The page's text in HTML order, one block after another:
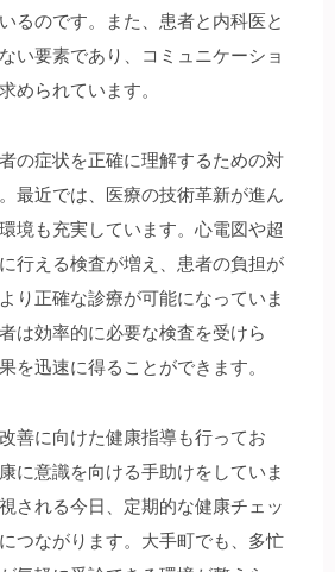
るのです。また、患者と内科医と
い要素であり、コミュニケーショ
められています。
の症状を正確に理解するための対
最近では、医療の技術革新が進ん
境も充実しています。心電図や超
行える検査が増え、患者の負担が
り正確な診療が可能になっていま
は効率的に必要な検査を受けら
を迅速に得ることができます。
善に向けた健康指導も行ってお
に意識を向ける手助けをしていま
される今日、定期的な健康チェッ
つながります。大手町でも、多忙